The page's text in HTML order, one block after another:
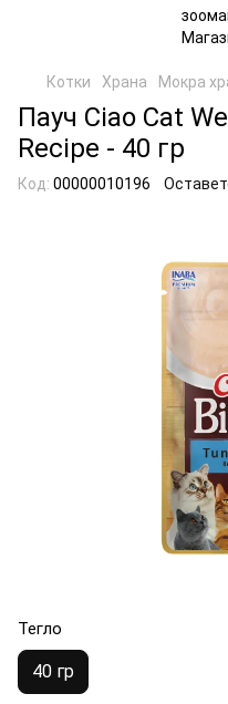
Котки Храна Мокра
Пауч Ciao Cat
Recipe - 40 гр
Код: 00000010196
Тегло
40 гр